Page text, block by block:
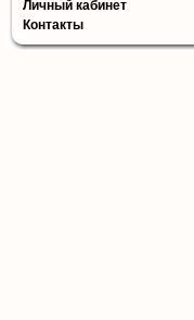
Личный кабинет
Контакты